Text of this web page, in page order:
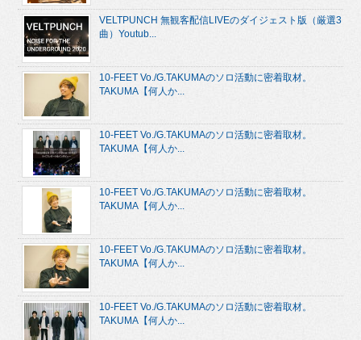
VELTPUNCH 無観客配信LIVEのダイジェスト版（厳選3
曲）Youtub...
10-FEET Vo./G.TAKUMAのソロ活動に密着取材。
TAKUMA【何人か...
10-FEET Vo./G.TAKUMAのソロ活動に密着取材。
TAKUMA【何人か...
10-FEET Vo./G.TAKUMAのソロ活動に密着取材。
TAKUMA【何人か...
10-FEET Vo./G.TAKUMAのソロ活動に密着取材。
TAKUMA【何人か...
10-FEET Vo./G.TAKUMAのソロ活動に密着取材。
TAKUMA【何人か...